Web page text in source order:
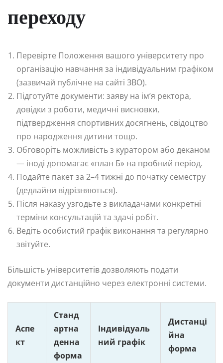
переходу
Перевірте Положення вашого університету про
організацію навчання за індивідуальним графіком
(зазвичай публічне на сайті ЗВО).
Підготуйте документи: заяву на ім’я ректора,
довідки з роботи, медичні висновки,
підтвердження спортивних досягнень, свідоцтво
про народження дитини тощо.
Обговоріть можливість з куратором або деканом
— іноді допомагає «план Б» на пробний період.
Подайте пакет за 2–4 тижні до початку семестру
(дедлайни відрізняються).
Після наказу узгодьте з викладачами конкретні
терміни консультацій та здачі робіт.
Ведіть особистий графік виконання та регулярно
звітуйте.
Більшість університетів дозволяють подати
документи дистанційно через електронні системи.
Аспе
кт
Станд
артна
денна
форма
Індивідуаль
ний графік
Дистанці
йна
форма